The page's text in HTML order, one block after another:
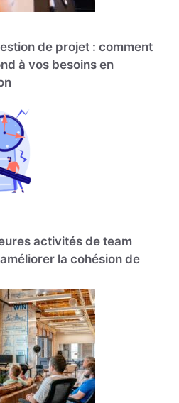
de projet : comment
à vos besoins en
activités de team
la cohésion de